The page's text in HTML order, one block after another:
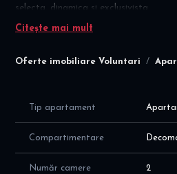
Oferte imobiliare Voluntari
selecta, dinamica si exclusivista.
DIRECT PROPRIETAR!
Conditii de vanzare: contract
- Loc de parcare dispoinibil la nivel -
suplimentar.
Studioul este la etajul 1/9, cu camere
Citește mai mult
Tip apartament
Compartimentare
Număr camere 2